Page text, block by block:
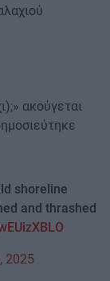
ακούγεται
shoreline
and thrashed
2025